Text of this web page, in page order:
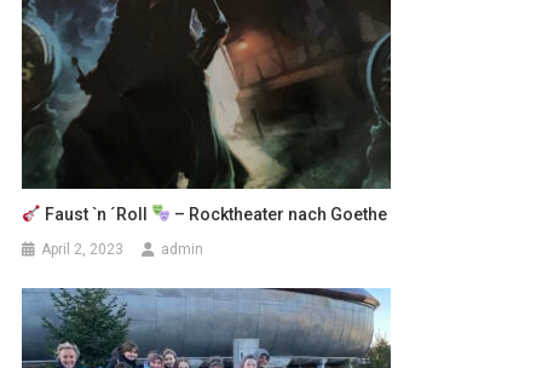
Faust `n ´Roll – Rocktheater nach Goethe
April 2, 2023 admin